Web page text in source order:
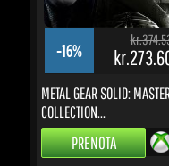
METAL GEAR SOLID: MASTER
PRENOTA